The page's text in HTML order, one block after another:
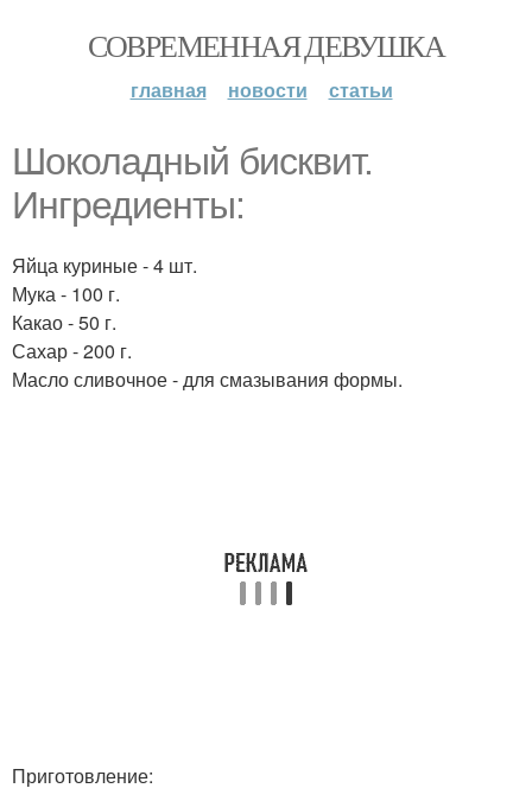
СОВРЕМЕННАЯ ДЕВУШКА
главная новости статьи
Шоколадный бисквит.
Ингредиенты:
Яйца куриные - 4 шт.
Мука - 100 г.
Какао - 50 г.
Сахар - 200 г.
Масло сливочное - для смазывания формы.
Приготовление: